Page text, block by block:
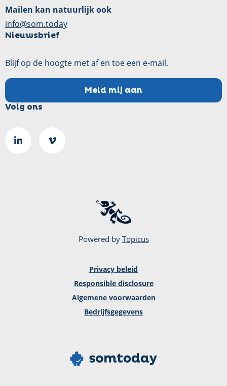
Mailen kan natuurlijk ook
info@som.today
Nieuwsbrief
Blijf op de hoogte met af en toe een e-mail.
Meld mij aan
Volg ons
Ga
Go
Powered by Topicus
Privacy beleid
Responsible disclosure
Algemene voorwaarden
Bedrijfsgegevens